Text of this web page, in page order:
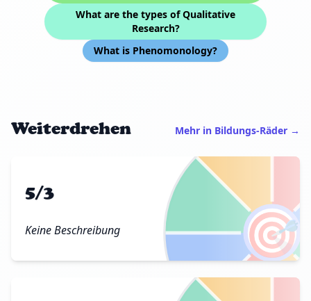
What are the types of Qualitative
Research?
What is Phenomonology?
Weiterdrehen Mehr in Bildungs-Räder →
🎯
5/3
Keine Beschreibung